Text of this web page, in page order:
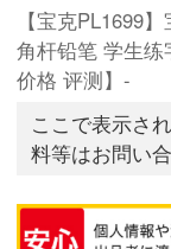
【宝克PL1699
角杆铅笔 学生
价格 评测】-
ここで表示さ
料等はお問い